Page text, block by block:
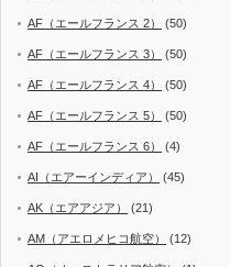
AF（エールフランス 2） (50)
AF（エールフランス 3） (50)
AF（エールフランス 4） (50)
AF（エールフランス 5） (50)
AF（エールフランス 6） (4)
AI（エアーインディア） (45)
AK（エアアジア） (21)
AM（アエロメヒコ航空） (12)